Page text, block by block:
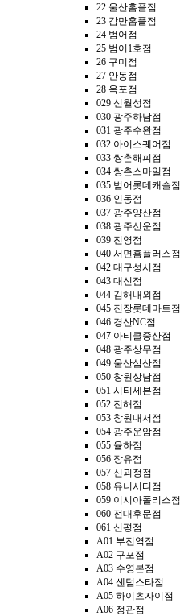
22 울산홈플점
23 감만홈플점
24 범어점
25 범어1호점
26 구미점
27 안동점
28 옥포점
029 신월성점
030 광주하남점
031 광주수완점
032 아이스퀘어점
033 쌍촌해피점
034 쌍촌스마일점
035 범어롯데캐슬점
036 인동점
037 광주양산점
038 광주선운점
039 진영점
040 서면홈플러스점
042 대구성서점
043 대신점
044 김해내외점
045 진장롯데마트점
046 경산NC점
047 아티클중산점
048 광주상무점
049 울산삼산점
050 창원상남점
051 시티세븐점
052 진해점
053 창원내서점
054 광주운암점
055 율하점
056 장유점
057 신괴정점
058 유니시티점
059 이시아폴리스점
060 전대후문점
061 신평점
A01 부전역점
A02 구포점
A03 수영본점
A04 센텀스타점
A05 하이츠자이점
A06 정관점